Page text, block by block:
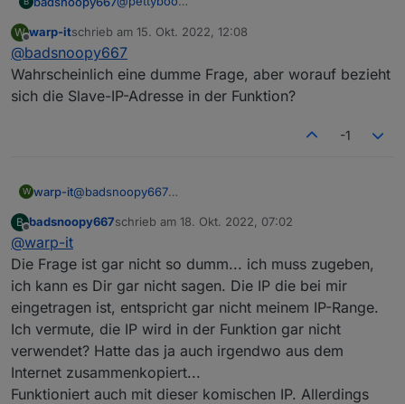
RegisterSpacesToReadContinuouslyPtr
        currentinverter++
if
            currentinverter =
            triggerprocessing =
1
        }
https://forum.iobroker.net/assets/uploads/files/
1624831109365-solar-inverter-modbus-
interface-definitions-v3.0.pdf
schreiben! Ich kann jetzt die maximale
Entladeleistung der Batterie auf 0 setzen wenn
das eAuto lädt.
Ich hab es mit node-red gemacht. Hier der
Flow für das eine Register:
flows.json
Den Wert den man einstellen will, z.B. 400 Watt
schreibt man in den SET Datenpunkt (vorher
anlegen!). Das Hauptproblem ist, dass der Wert
Also muss er aufgeteilt werden. Das macht der
kaputt machen, falsche Werte nimmt der WR
Hier nochmal die Modbus Interface Definitions
https://forum.iobroker.net/assets/uploads/files/
1624831109365-solar-inverter-modbus-
interface-definitions-v3.0.pdf
Viel Erfolg!
W
Offline
warp-itschrieb am 15. Okt. 2022, 12:08
zuletzt editiert von
@badsnoopy667
Wahrscheinlich eine dumme Frage, aber worauf bezieht
sich die Slave-IP-Adresse in der Funktion?
-1
W warp-it@badsnoopy667
bezieht sich die Slave-IP-Adresse in der Funktion?
B badsnoopy667schrieb am 18. Okt. 2022, 07:02
zuletzt editiert von
@warp-it
Die Frage ist gar nicht so dumm... ich muss zugeben,
ich kann es Dir gar nicht sagen. Die IP die bei mir
eingetragen ist, entspricht gar nicht meinem IP-Range.
Ich vermute, die IP wird in der Funktion gar nicht
verwendet? Hatte das ja auch irgendwo aus dem
Internet zusammenkopiert...
Funktioniert auch mit dieser komischen IP. Allerdings